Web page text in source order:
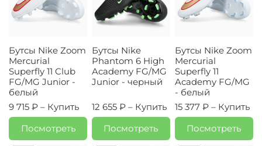
Бутсы Nike Zoom
Mercurial
Superfly 11 Club
FG/MG Junior -
белый
9 715 ₽ – Купить
Посмотреть
Бутсы Nike
Phantom 6 High
Academy FG/MG
Junior - черный
12 655 ₽ – Купить
Посмотреть
Бутсы Nike Zoom
Mercurial
Superfly 11
Academy FG/MG
- белый
15 377 ₽ – Купить
Посмотреть